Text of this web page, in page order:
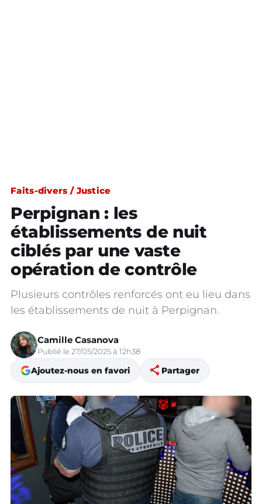
Faits-divers / Justice
Perpignan : les
établissements de nuit
ciblés par une vaste
opération de contrôle
Plusieurs contrôles renforcés ont eu lieu dans
les établissements de nuit à Perpignan.
Camille Casanova
Publié le 27/05/2025 à 12h38
Ajoutez-nous en favori share Partager